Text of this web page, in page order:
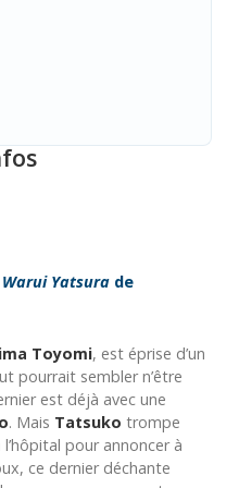
Warui Yatsura de
Toyomi, est éprise d’un
pourrait sembler n’être
est déjà avec une
. Mais Tatsuko trompe
l’hôpital pour annoncer à
ce dernier déchante